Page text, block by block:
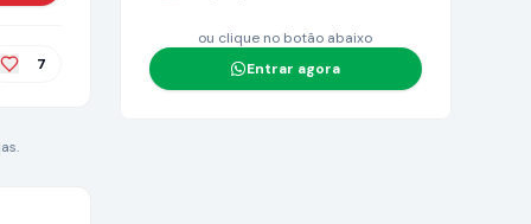
7
ou clique no botão abaixo
Entrar agora